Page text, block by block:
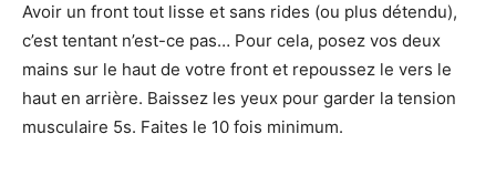
Avoir un front tout lisse et sans rides (ou plus détendu),
c’est tentant n’est-ce pas… Pour cela, posez vos deux
mains sur le haut de votre front et repoussez le vers le
haut en arrière. Baissez les yeux pour garder la tension
musculaire 5s. Faites le 10 fois minimum.